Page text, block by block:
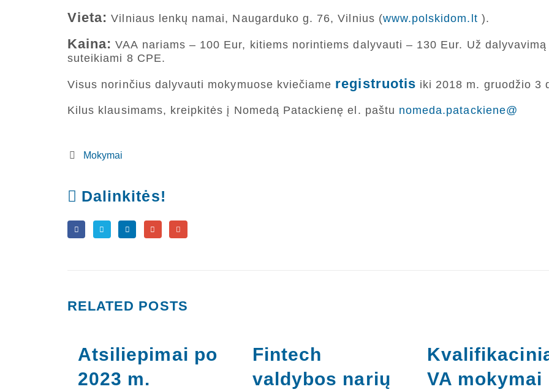
Vieta: Vilniaus lenkų namai, Naugarduko g. 76, Vilnius (www.polskidom.lt ).
Kaina: VAA nariams – 100 Eur, kitiems norintiems dalyvauti – 130 Eur. Už dalyvavimą
suteikiami 8 CPE.
Visus norinčius dalyvauti mokymuose kviečiame registruotis iki 2018 m. gruodžio 3
Kilus klausimams, kreipkitės į Nomedą Patackienę el. paštu nomeda.patackiene@
Mokymai
Dalinkitės!
RELATED POSTS
Atsiliepimai po
2023 m.
Fintech
valdybos narių
VA mokymai